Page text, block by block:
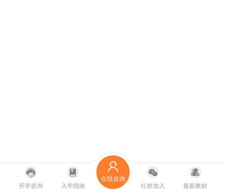
升学咨询 入学指南
在线咨询
社群加入
最新教材